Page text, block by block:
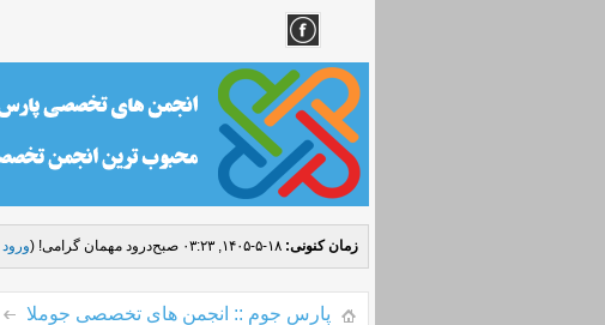
زمان کنونی: ۱۸-۵-۱۴۰۵, ۰۳:۲۳ صبح درود مهمان گرامی! (ورود
پارس جوم :: انجمن های تخصصی جوملا